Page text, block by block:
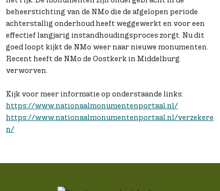
beheerstichting van de NMo die de afgelopen periode
achterstallig onderhoud heeft weggewerkt en voor een
effectief langjarig instandhoudingsproces zorgt. Nu dit
goed loopt kijkt de NMo weer naar nieuwe monumenten.
Recent heeft de NMo de Oostkerk in Middelburg
verworven.
Kijk voor meer informatie op onderstaande links:
https://www.nationaalmonumentenportaal.nl/
https://www.nationaalmonumentenportaal.nl/verzekere
n/